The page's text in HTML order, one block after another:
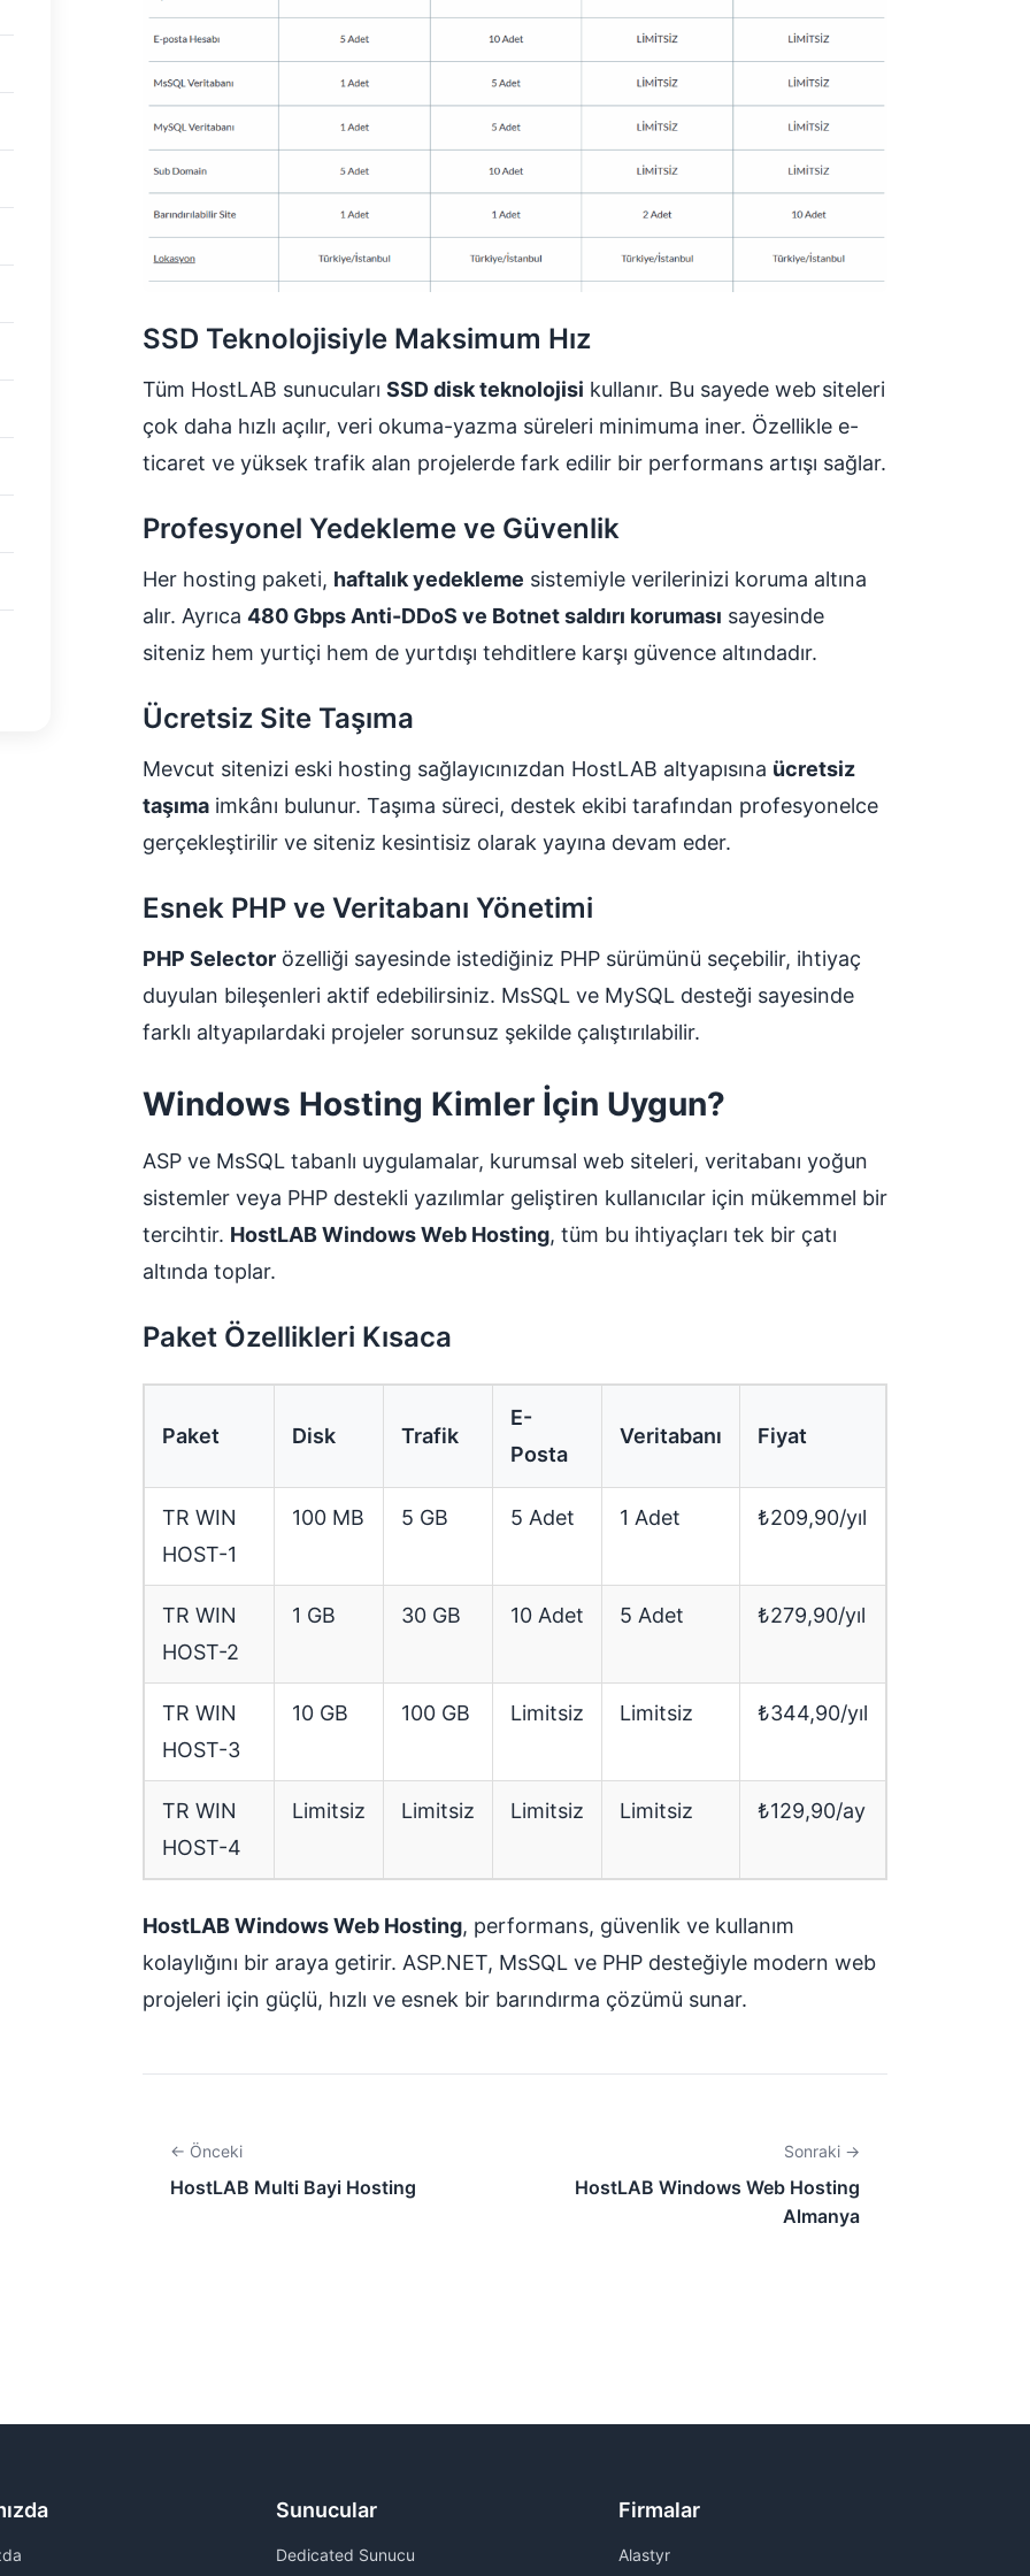
SSD Teknolojisiyle Maksimum Hız
Tüm HostLAB sunucuları SSD disk teknolojisi kullanır. Bu sayede web siteleri
çok daha hızlı açılır, veri okuma-yazma süreleri minimuma iner. Özellikle e-
ticaret ve yüksek trafik alan projelerde fark edilir bir performans artışı sağlar.
Profesyonel Yedekleme ve Güvenlik
Her hosting paketi, haftalık yedekleme sistemiyle verilerinizi koruma altına
alır. Ayrıca 480 Gbps Anti-DDoS ve Botnet saldırı koruması sayesinde
siteniz hem yurtiçi hem de yurtdışı tehditlere karşı güvence altındadır.
Ücretsiz Site Taşıma
Mevcut sitenizi eski hosting sağlayıcınızdan HostLAB altyapısına ücretsiz
taşıma imkânı bulunur. Taşıma süreci, destek ekibi tarafından profesyonelce
gerçekleştirilir ve siteniz kesintisiz olarak yayına devam eder.
Esnek PHP ve Veritabanı Yönetimi
PHP Selector özelliği sayesinde istediğiniz PHP sürümünü seçebilir, ihtiyaç
duyulan bileşenleri aktif edebilirsiniz. MsSQL ve MySQL desteği sayesinde
farklı altyapılardaki projeler sorunsuz şekilde çalıştırılabilir.
Windows Hosting Kimler İçin Uygun?
ASP ve MsSQL tabanlı uygulamalar, kurumsal web siteleri, veritabanı yoğun
sistemler veya PHP destekli yazılımlar geliştiren kullanıcılar için mükemmel bir
tercihtir. HostLAB Windows Web Hosting, tüm bu ihtiyaçları tek bir çatı
altında toplar.
Paket Özellikleri Kısaca
Paket Disk Trafik
E-
Posta
Veritabanı Fiyat
TR WIN
HOST-1
100 MB 5 GB 5 Adet 1 Adet ₺209,90/yıl
TR WIN
HOST-2
1 GB 30 GB 10 Adet 5 Adet ₺279,90/yıl
TR WIN
HOST-3
10 GB 100 GB Limitsiz Limitsiz ₺344,90/yıl
TR WIN
HOST-4
Limitsiz Limitsiz Limitsiz Limitsiz ₺129,90/ay
HostLAB Windows Web Hosting, performans, güvenlik ve kullanım
kolaylığını bir araya getirir. ASP.NET, MsSQL ve PHP desteğiyle modern web
projeleri için güçlü, hızlı ve esnek bir barındırma çözümü sunar.
← Önceki
HostLAB Multi Bayi Hosting
Sonraki →
HostLAB Windows Web Hosting
Almanya
Sunucular
Dedicated Sunucu
Firmalar
Alastyr